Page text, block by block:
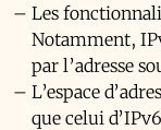
Les
Notamment,
par l’adresse
L’espace
que celui